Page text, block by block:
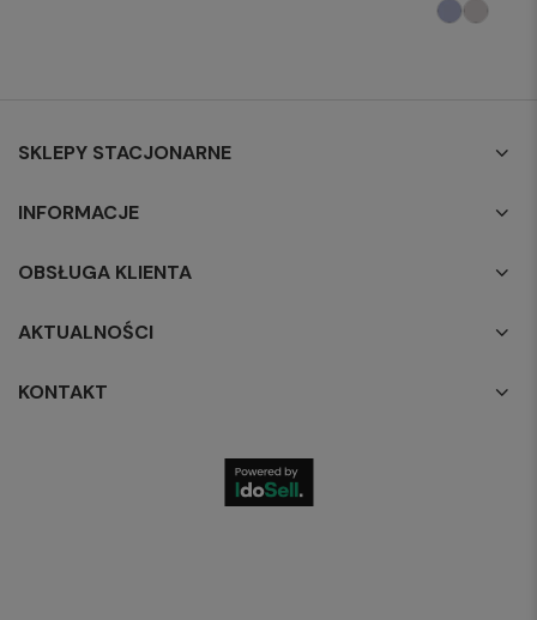
SKLEPY STACJONARNE
INFORMACJE
OBSŁUGA KLIENTA
AKTUALNOŚCI
KONTAKT